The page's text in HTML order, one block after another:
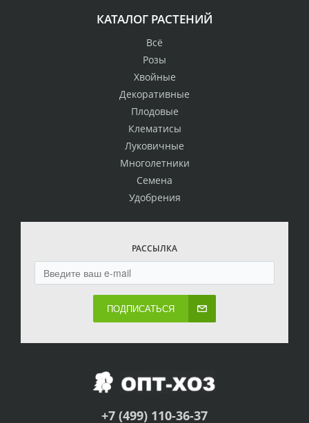
КАТАЛОГ РАСТЕНИЙ
Всё
Розы
Хвойные
Декоративные
Плодовые
Клематисы
Луковичные
Многолетники
Семена
Удобрения
РАССЫЛКА
ПОДПИСАТЬСЯ
+7 (499) 110-36-37